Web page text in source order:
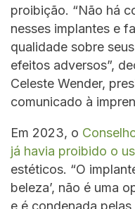
proibição. “Não há
nesses implantes e
qualidade sobre
efeitos adversos”,
Celeste Wender,
comunicado à
Em 2023, o
já havia proibido o
estéticos. “O
beleza’, não é uma
e é condenada